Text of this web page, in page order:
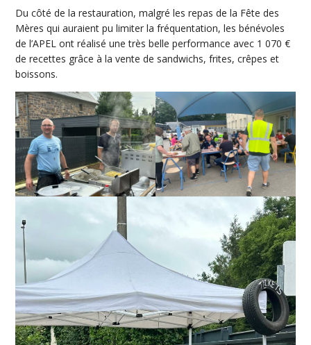
Du côté de la restauration, malgré les repas de la Fête des
Mères qui auraient pu limiter la fréquentation, les bénévoles
de l’APEL ont réalisé une très belle performance avec 1 070 €
de recettes grâce à la vente de sandwichs, frites, crêpes et
boissons.